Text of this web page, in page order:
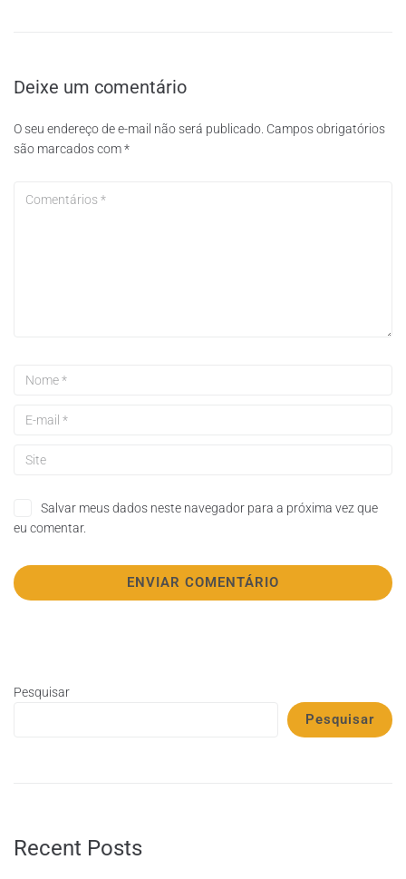
Deixe um comentário
O seu endereço de e-mail não será publicado. Campos obrigatórios
são marcados com*
Salvar meus dados neste navegador para a próxima vez que
eu comentar.
Pesquisar
Pesquisar
Recent Posts